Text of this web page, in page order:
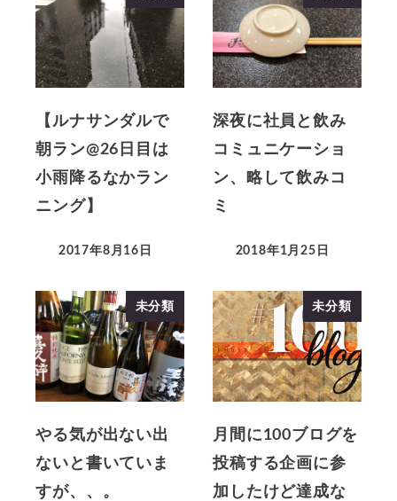
【ルナサンダルで
朝ラン@26日目は
小雨降るなかラン
ニング】
2017年8月16日
深夜に社員と飲み
コミュニケーショ
ン、略して飲みコ
ミ
2018年1月25日
未分類
やる気が出ない出
ないと書いていま
すが、、。
未分類
月間に100ブログを
投稿する企画に参
加したけど達成な